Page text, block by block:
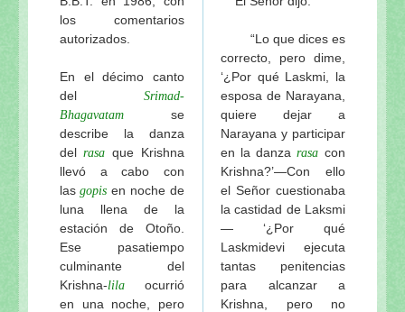
2_Apéndice 2 del Curso sobre el Santo Nombre
-
La comprensión de Nama-tattva
Los tres niveles en el proceso del bhakti
Disipando la nube del anartha
Siguiendo los pasos de los grandes acharyas
Sambhanda, abhideya y prayojana
Las ofensas al Santo Nombre
4_Iluminaciones sobre Nama-aparadha - sábado,
3_Iluminaciones sobre Nama-aparadha- sábado,
2_Iluminaciones sobre Nama-aparadha- sábado,
1_Iluminaciones sobre Nama-aparadha- sábado,
Visuddha-sattva Das - INDICE de NOTAS
los comentarios
autorizados.
En el décimo canto
del Srimad-
Bhagavatam se
describe la danza
del rasa que Krishna
llevó a cabo con
las gopis en noche de
luna llena de la
estación de Otoño.
Ese pasatiempo
culminante del
Krishna-lila ocurrió
en una noche, pero
“Lo que dices es
correcto, pero dime,
‘¿Por qué Laskmi, la
esposa de Narayana,
quiere dejar a
Narayana y participar
en la danza rasa con
Krishna?’—Con ello
el Señor cuestionaba
la castidad de Laksmi
— ‘¿Por qué
Laskmidevi ejecuta
tantas penitencias
para alcanzar a
Krishna, pero no